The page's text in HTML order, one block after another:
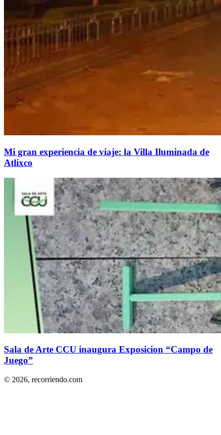
Mi gran experiencia de viaje: la Villa Iluminada de
Atlixco
Sala de Arte CCU inaugura Exposicion “Campo de
Juego”
© 2026, recorriendo.com